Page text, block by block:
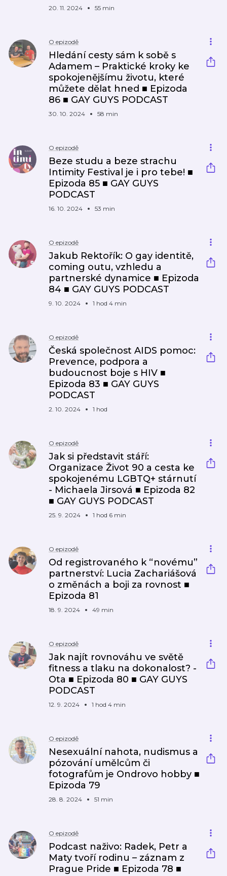
20. 11. 2024 55 min
O epizodě
Hledání cesty sám k sobě s
Adamem – Praktické kroky ke
spokojenějšímu životu, které
můžete dělat hned ■ Epizoda
86 ■ GAY GUYS PODCAST
30. 10. 2024 58 min
O epizodě
Beze studu a beze strachu
Intimity Festival je i pro tebe! ■
Epizoda 85 ■ GAY GUYS
PODCAST
16. 10. 2024 53 min
O epizodě
Jakub Rektořík: O gay identitě,
coming outu, vzhledu a
partnerské dynamice ■ Epizoda
84 ■ GAY GUYS PODCAST
9. 10. 2024 1 hod 4 min
O epizodě
Česká společnost AIDS pomoc:
Prevence, podpora a
budoucnost boje s HIV ■
Epizoda 83 ■ GAY GUYS
PODCAST
2. 10. 2024 1 hod
O epizodě
Jak si představit stáří:
Organizace Život 90 a cesta ke
spokojenému LGBTQ+ stárnutí
- Michaela Jirsová ■ Epizoda 82
■ GAY GUYS PODCAST
25. 9. 2024 1 hod 6 min
O epizodě
Od registrovaného k “novému”
partnerství: Lucia Zachariášová
o změnách a boji za rovnost ■
Epizoda 81
18. 9. 2024 49 min
O epizodě
Jak najít rovnováhu ve světě
fitness a tlaku na dokonalost? -
Ota ■ Epizoda 80 ■ GAY GUYS
PODCAST
12. 9. 2024 1 hod 4 min
O epizodě
Nesexuální nahota, nudismus a
pózování umělcům či
fotografům je Ondrovo hobby ■
Epizoda 79
28. 8. 2024 51 min
O epizodě
Podcast naživo: Radek, Petr a
Maty tvoří rodinu – záznam z
Prague Pride ■ Epizoda 78 ■